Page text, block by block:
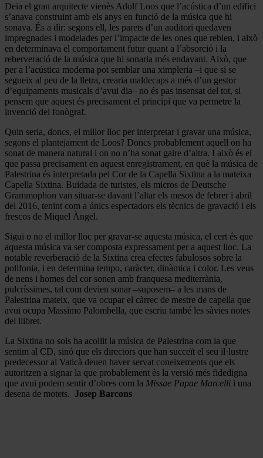
Deia el gran arquitecte vienès Adolf Loos que l’acústica d’un edifici
s’anava construint amb els anys en funció de la música que hi
sonava. És a dir: segons ell, les parets d’un auditori quedaven
impregnades i modelades per l’impacte de les ones que rebien, i això
en determinava el comportament futur quant a l’absorció i la
reberveració de la música que hi sonaria més endavant. Això, que
per a l’acústica moderna pot semblar una ximpleria –i que si se
segueix al peu de la lletra, crearia maldecaps a més d’un gestor
d’equipaments musicals d’avui dia– no és pas insensat del tot, si
pensem que aquest és precisament el principi que va permetre la
invenció del fonògraf.
Quin seria, doncs, el millor lloc per interpretar i gravar una música,
segons el plantejament de Loos? Doncs probablement aquell on ha
sonat de manera natural i on no n’ha sonat gaire d’altra. I això és el
que passa precisament en aquest enregistrament, en què la música de
Palestrina és interpretada pel Cor de la Capella Sixtina a la mateixa
Capella Sixtina. Buidada de turistes, els micros de Deutsche
Grammophon van situar-se davant l’altar els mesos de febrer i abril
del 2016, tenint com a únics espectadors els tècnics de gravació i els
frescos de Miquel Àngel.
Sigui o no el millor lloc per gravar-se aquesta música, el cert és que
aquesta música va ser composta expressament per a aquest lloc. La
notable reverberació de la Sixtina crea efectes fabulosos sobre la
polifonia, i en determina tempo, caràcter, dinàmica i color. Les veus
de nens i homes del cor sonen amb franquesa mediterrània,
pulcríssimes, tal com devien sonar –suposem– a les mans de
Palestrina mateix, que va ocupar el càrrec de mestre de capella que
avui ocupa Massimo Palombella, que escriu també les sàvies notes
del llibret.
La Sixtina no sols ha acollit la música de Palestrina com la que
sentim al CD, sinó que els directors que han succeït el seu il·lustre
predecessor al Vaticà deuen haver servat coneixements que els
autoritzen a signar la que probablement és la versió més fidedigna
que avui podem sentir d’obres com la Missae Papae Marcelli i una
desena de motets. Josep Barcons